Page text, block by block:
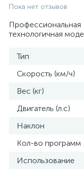
Пока нет отзывов
технологичная
Тип
Скорость (км/ч)
Вес (кг)
Двигатель (л.с)
Наклон
Кол-во программ
Использование